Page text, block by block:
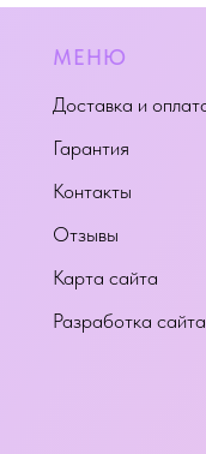
МЕНЮ
Доставка и
Гарантия
Контакты
Отзывы
Карта сайта
Разработка сайта